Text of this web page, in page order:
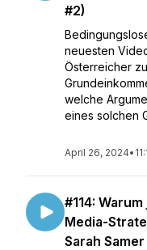
#2)
neuesten
Österreicher
welche
eines solchen
April 26, 2024•
#114:
Media-
Sarah Samer